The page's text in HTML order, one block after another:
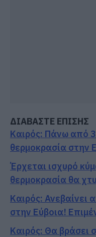
ΔΙΑΒΑΣΤΕ ΕΠΙΣΗΣ
Καιρός: Πάνω από
θερμοκρασία στην
Έρχεται ισχυρό
θερμοκρασία θα
Καιρός: Ανεβαίνει
στην Εύβοια!
Καιρός: Θα βράσει